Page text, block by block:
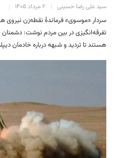
سید علی رضا حسینی ۲ مرداد ۱۴۰۵
سردار «موسوی» فرماندهٔ نقطه‌زن نیروی
تفرقه‌انگیزی در بین مردم نوشت:
هستند تا تردید و شبهه درباره خادمان